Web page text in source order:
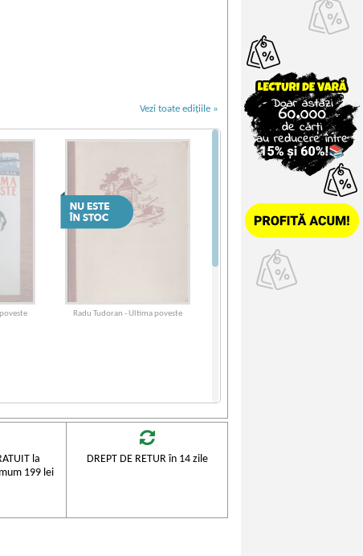
Vezi toate edițiile »
Radu Tudoran - Ultima poveste
la
199 lei
DREPT DE RETUR în 14 zile